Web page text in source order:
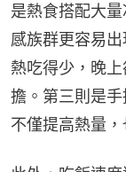
是熱食搭配大
感族群更容易
熱吃得少，晚
擔。第三則是
不僅提高熱量